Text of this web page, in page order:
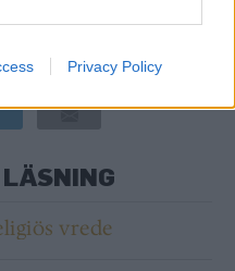
Privacy Policy
,
vrede